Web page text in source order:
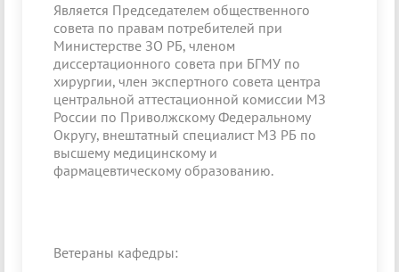
Является Председателем общественного
совета по правам потребителей при
Министерстве ЗО РБ, членом
диссертационного совета при БГМУ по
хирургии, член экспертного совета центра
центральной аттестационной комиссии МЗ
России по Приволжскому Федеральному
Округу, внештатный специалист МЗ РБ по
высшему медицинскому и
фармацевтическому образованию.
Ветераны кафедры: